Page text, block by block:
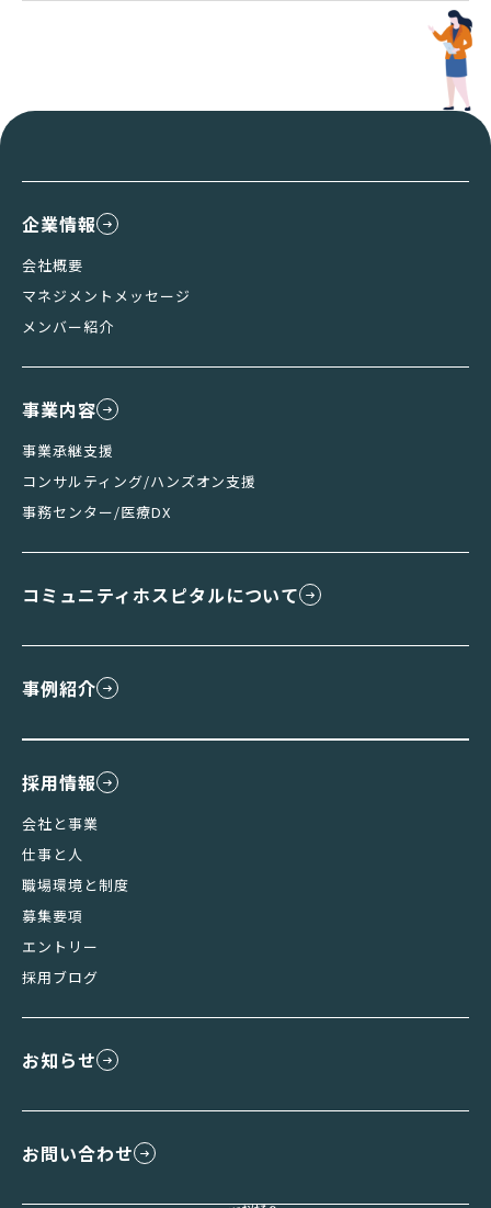
企業情報
会社概要
マネジメントメッセージ
メンバー紹介
事業内容
事業承継支援
コンサルティング/ハンズオン支援
事務センター/医療DX
コミュニティホスピタルについて
事例紹介
採用情報
会社と事業
仕事と人
職場環境と制度
募集要項
エントリー
採用ブログ
お知らせ
お問い合わせ